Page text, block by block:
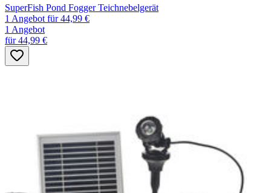
SuperFish Pond Fogger Teichnebelgerät
1 Angebot für 44,99 €
1 Angebot
für 44,99 €